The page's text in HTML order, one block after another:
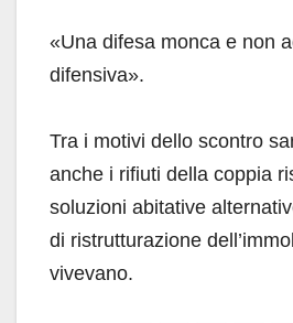
«Una difesa monca e non
difensiva».
Tra i motivi dello scontro
anche i rifiuti della coppia
soluzioni abitative
di ristrutturazione
vivevano.